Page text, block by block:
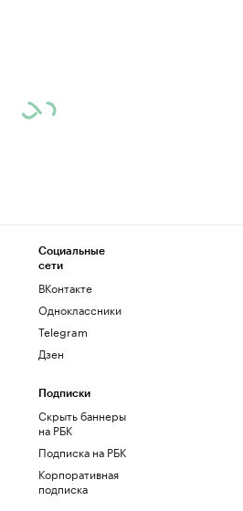
Социальные
сети
ВКонтакте
Одноклассники
Telegram
Дзен
Подписки
Скрыть баннеры
на РБК
Подписка на РБК
Корпоративная
подписка